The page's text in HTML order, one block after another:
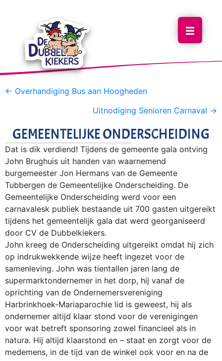
POSTS
← Overhandiging Bus aan Hoogheden
Uitnodiging Senioren Carnaval →
GEMEENTELIJKE ONDERSCHEIDING
Dat is dik verdiend! Tijdens de gemeente gala ontving
John Brughuis uit handen van waarnemend
burgemeester Jon Hermans van de Gemeente
Tubbergen de Gemeentelijke Onderscheiding. De
Gemeentelijke Onderscheiding werd voor een
carnavalesk publiek bestaande uit 700 gasten uitgereikt
tijdens het gemeentelijk gala dat werd georganiseerd
door CV de Dubbelkiekers.
John kreeg de Onderscheiding uitgereikt omdat hij zich
op indrukwekkende wijze heeft ingezet voor de
samenleving. John was tientallen jaren lang de
supermarktondernemer in het dorp, hij vanaf de
oprichting van de Ondernemersvereniging
Harbrinkhoek-Mariaparochie lid is geweest, hij als
ondernemer altijd klaar stond voor de verenigingen
voor wat betreft sponsoring zowel financieel als in
natura. Hij altijd klaarstond en – staat en zorgt voor de
medemens, in de tijd van de winkel ook voor en na de